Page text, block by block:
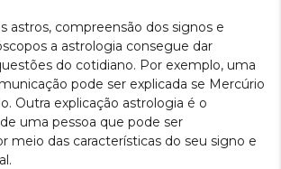
astros, compreensão dos signos e
a astrologia consegue dar
do cotidiano. Por exemplo, uma
pode ser explicada se Mercúrio
Outra explicação astrologia é o
uma pessoa que pode ser
meio das características do seu signo e